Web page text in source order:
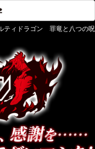
ティドラゴン 罪竜と八つの呪